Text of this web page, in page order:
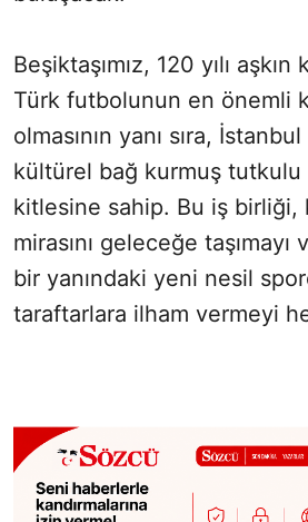
Beşiktaşımız, 120 yılı
Türk futbolunun en önemli
olmasının yanı sıra,
kültürel bağ kurmuş
kitlesine sahip. Bu iş birliği,
mirasını geleceğe
bir yanındaki yeni nesil
taraftarlara ilham vermeyi